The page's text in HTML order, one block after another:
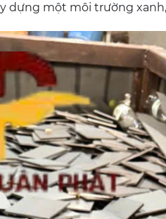
dựng một môi trường